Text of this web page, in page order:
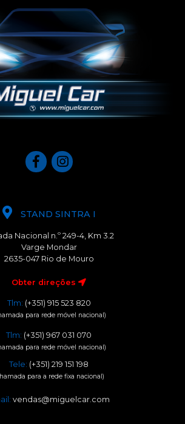
STAND SINTRA I
Nacional n.º 249-4, Km 3.2
Varge Mondar
2635-047 Rio de Mouro
Obter direções
Tlm: (+351) 915 523 820
para rede móvel nacional)
Tlm: (+351) 967 031 070
para rede móvel nacional)
Tele: (+351) 219 151 198
para a rede fixa nacional)
vendas@miguelcar.com